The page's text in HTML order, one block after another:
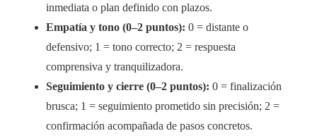
inmediata o plan definido con plazos.
Empatía y tono (0–2 puntos): 0 = distante o
defensivo; 1 = tono correcto; 2 = respuesta
comprensiva y tranquilizadora.
Seguimiento y cierre (0–2 puntos): 0 = finalización
brusca; 1 = seguimiento prometido sin precisión; 2 =
confirmación acompañada de pasos concretos.